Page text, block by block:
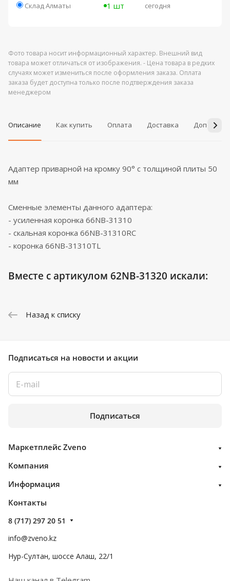
Склад Алматы 1 шт сегодня
Фото товара носит информационный характер. Внешний вид
товара может отличаться от изображения. - Цена товара в редких
случаях может измениться после оформления заказа. Оплата
заказа будет доступна только после подтверждения заказа
менеджером
Описание Как купить Оплата Доставка
Адаптер приварной на кромку 90° с толщиной плиты 50
мм
Сменные элементы данного адаптера:
- усиленная коронка 66NB-31310
- скальная коронка 66NB-31310RC
- коронка 66NB-31310TL
Вместе с артикулом 62NB-31320 искали:
Назад к списку
Подписаться на новости и акции
Подписаться
Маркетплейс Zveno
Компания
Информация
Контакты
8 (717) 297 20 51
info@zveno.kz
Нур-Султан, шоссе Алаш, 22/1